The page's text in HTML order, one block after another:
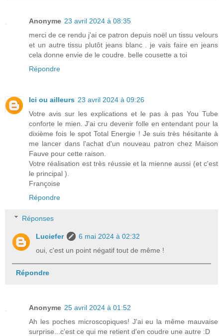
Anonyme 23 avril 2024 à 08:35
merci de ce rendu j'ai ce patron depuis noël un tissu velours
et un autre tissu plutôt jeans blanc . je vais faire en jeans
cela donne envie de le coudre. belle cousette a toi
Répondre
Ici ou ailleurs 23 avril 2024 à 09:26
Votre avis sur les explications et le pas à pas You Tube
conforte le mien. J'ai cru devenir folle en entendant pour la
dixième fois le spot Total Energie ! Je suis très hésitante à
me lancer dans l'achat d'un nouveau patron chez Maison
Fauve pour cette raison.
Votre réalisation est très réussie et la mienne aussi (et c'est
le principal ).
Françoise
Répondre
Réponses
Luciefer
6 mai 2024 à 02:32
oui, c'est un point négatif tout de même !
Répondre
Anonyme 25 avril 2024 à 01:52
Ah les poches microscopiques! J'ai eu la même mauvaise
surprise...c'est ce qui me retient d'en coudre une autre :D